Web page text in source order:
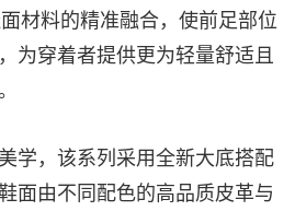
材料的精准融合，使前足部位
为穿着者提供更为轻量舒适且
学，该系列采用全新大底搭配
面由不同配色的高品质皮革与